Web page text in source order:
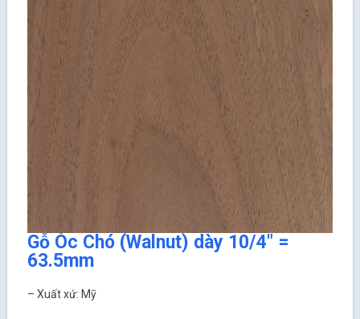
Gỗ Óc Chó (Walnut) dày 10/4″ =
63.5mm
– Xuất xứ: Mỹ